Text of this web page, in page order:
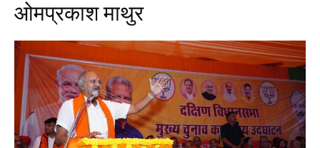
ओमप्रकाश माथुर